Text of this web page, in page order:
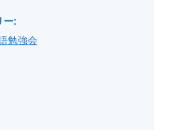
ー:
勉強会